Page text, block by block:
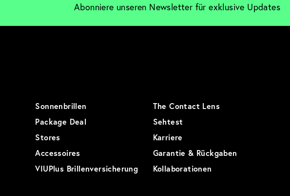
Abonniere unseren Newsletter für exklusive Updates
Sonnenbrillen
The Contact Lens
Package Deal
Sehtest
Stores
Karriere
Accessoires
Garantie & Rückgaben
VIUPlus Brillenversicherung Kollaborationen